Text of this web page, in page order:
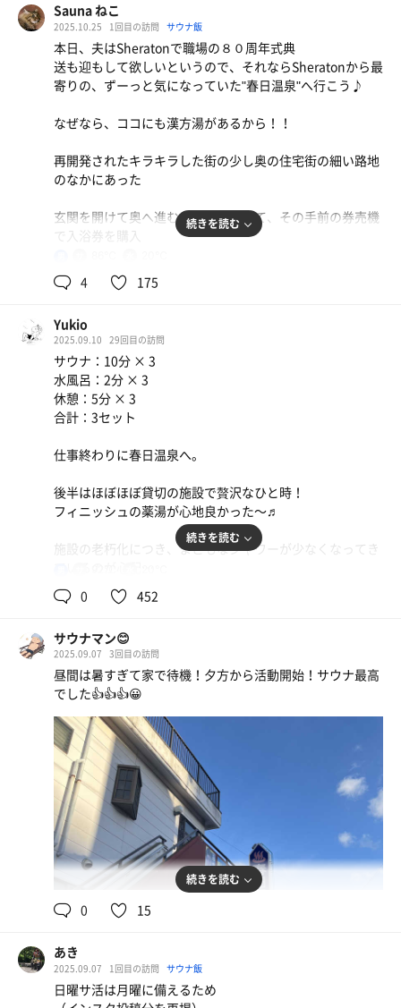
Sauna ねこ
2025.10.25 1回目の訪問 サウナ飯
本日、夫はSheratonで職場の８０周年式典
送も迎もして欲しいというので、それならSheratonから最
寄りの、ずーっと気になっていた"春日温泉"へ行こう♪
なぜなら、ココにも漢方湯があるから！！
再開発されたキラキラした街の少し奥の住宅街の細い路地
のなかにあった
玄関を開けて奥へ進むと番台があって、その手前の券売機
で入浴券を購入
おっ！
番台横の暖簾をくぐると、なんの間仕切りもなく脱衣場💦
"真砂温泉"とおんなじだ🤣
鍵付きロッカーはないので、貴重品は車内に隠しておくし
かないのかも…
徒歩や自転車で来るかたはどうするんだろう！？
奥へ奥へと奥行きがあり、窓側一面が洗い場になってい
シャワーは、お隣が使うとちょろちょろになる…
使ってなくても、かなり弱い😊
てもダメなら引いてみるか？
ポコっと取れた！！！💦
ギャーごめんなさい。。。
なんとかからだを洗い終えて、楽しみにしていた｢薬湯｣へ
壁の成分表には、黄柏、ウイキョウ、当帰、陳皮、甘草、
トウガラシ、川芎とかが入っていると
香りはまろやか𓂃 ࣪⊹
色は黄緑っぽい
ただ、唐辛子が入っているせいか少しピリピリするけれ
ど、んん〜.。o○いい♪
おまけに、茶色い薬草袋も入ってる✨
これは本物！
亀の湯の薬湯より温度は高め
そのお楽しみは、少し後に置いておいて
サウナ室は、３人掛けの2段
続きを読む
4 175
Yukio
2025.09.10 29回目の訪問
サウナ：10分 × 3
水風呂：2分 × 3
休憩：5分 × 3
合計：3セット
仕事終わりに春日温泉へ。
後半はほぼほぼ貸切の施設で贅沢なひと時！
フィニッシュの薬湯が心地良かった〜♬
施設の老朽化につき、まともなシャワーが少なくなってき
続きを読む
0 452
サウナマン😊
2025.09.07 3回目の訪問
昼間は暑すぎて家で待機！夕方から活動開始！サウナ最高
でした👍👍👍😀
続きを読む
0 15
あき
2025.09.07 1回目の訪問 サウナ飯
日曜サ活は月曜に備えるため